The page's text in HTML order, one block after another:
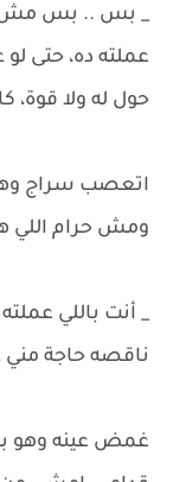
_ بس .. بس مش
عملته ده، حتى
حول له ولا قوة،
اتعصب سراج وهو
ومش حرام اللي
_ أنت باللي
ناقصه حاجة
غمض عينه وهو